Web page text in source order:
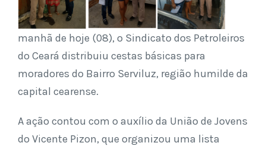
manhã de hoje (08), o Sindicato dos Petroleiros
do Ceará distribuiu cestas básicas para
moradores do Bairro Serviluz, região humilde da
capital cearense.
A ação contou com o auxílio da União de Jovens
do Vicente Pizon, que organizou uma lista